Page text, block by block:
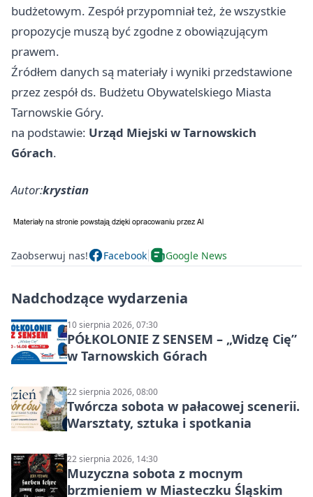
budżetowym. Zespół przypomniał też, że wszystkie
propozycje muszą być zgodne z obowiązującym
prawem.
Źródłem danych są materiały i wyniki przedstawione
przez zespół ds. Budżetu Obywatelskiego Miasta
Tarnowskie Góry.
na podstawie: Urząd Miejski w Tarnowskich
Górach.
Autor:krystian
Zaobserwuj nas! Facebook Google News
Nadchodzące wydarzenia
10 sierpnia 2026, 07:30
PÓŁKOLONIE Z SENSEM – „Widzę Cię”
w Tarnowskich Górach
22 sierpnia 2026, 08:00
Twórcza sobota w pałacowej scenerii.
Warsztaty, sztuka i spotkania
22 sierpnia 2026, 14:30
Muzyczna sobota z mocnym
brzmieniem w Miasteczku Śląskim